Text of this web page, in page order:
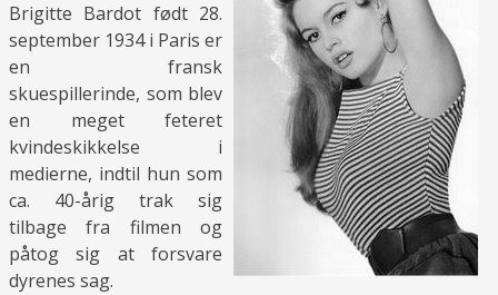
Brigitte Bardot født 28.
september 1934 i Paris er
en fransk
skuespillerinde, som blev
en meget feteret
kvindeskikkelse i
medierne, indtil hun som
ca. 40-årig trak sig
tilbage fra filmen og
påtog sig at forsvare
dyrenes sag.